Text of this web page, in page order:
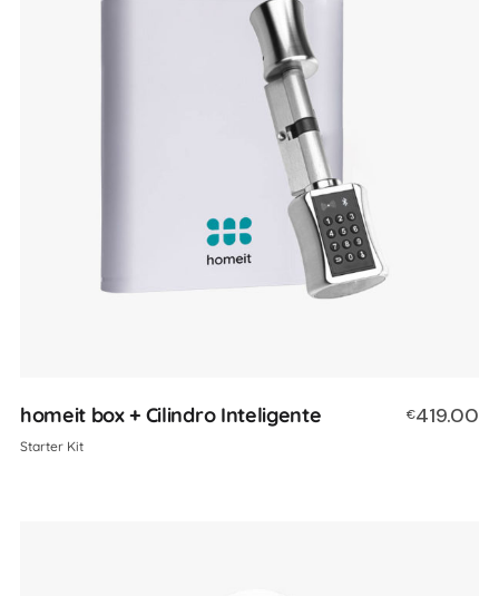
homeit box + Cilindro Inteligente €419.00
Starter Kit